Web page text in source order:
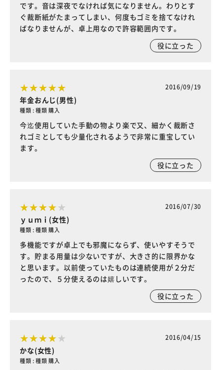
です。音は深夜でなければ気になりません。わりとす
ぐ裁断紙がたまってしまい、何度もゴミを捨てなけれ
ばなりませんが、卓上用なので許容範囲内です。
役に立った
2016/09/19
年金おんじ(男性)
種類 : 種類 購入
今迄使用していた手動の物より楽で又、細かく裁断さ
れゴミとしても少量化されるようで非常に重宝してい
ます。
役に立った
2016/07/30
ｙｕｍｉ(女性)
種類 : 種類 購入
多機能ですが卓上でも邪魔にならず、使いやすそうで
す。貯まる用量は少ないですが、大きさ的に限界かな
と思います。以前使っていたものは連続使用が２分だ
ったので、５分使えるのは嬉しいです。
役に立った
2016/04/15
かな(女性)
種類 : 種類 購入